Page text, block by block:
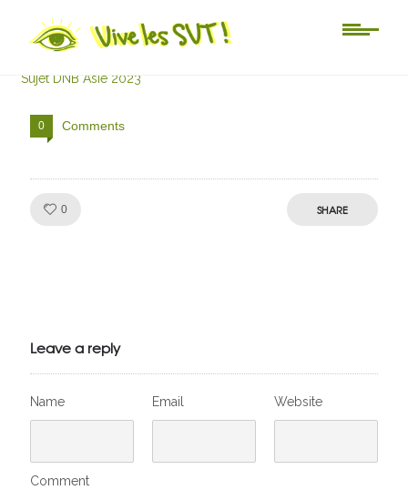
Sujet DNB Asie 2023
Sujet DNB Asie 2023
0 Comments
0 SHARE
Leave a reply
Name Email Website
Comment